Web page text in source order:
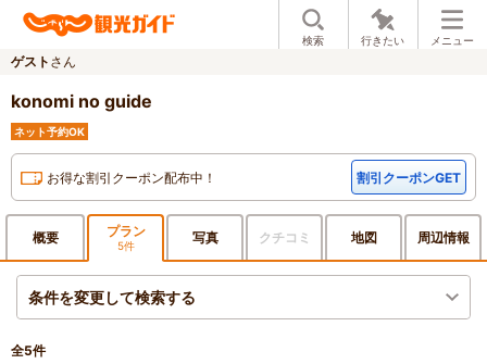
検索 行きたい メニュー
ゲスト さん
konomi no guide
ネット予約OK
お得な割引クーポン配布中！ 割引クーポンGET
概要 プラン
5件 写真 クチコミ 地図 周辺情報
条件を変更して検索する
全5件